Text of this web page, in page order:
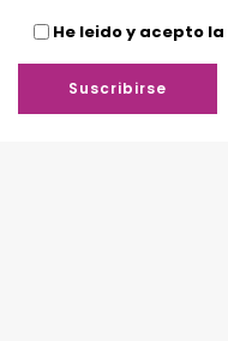
He leido y acepto la